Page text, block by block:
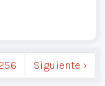
Siguiente ›